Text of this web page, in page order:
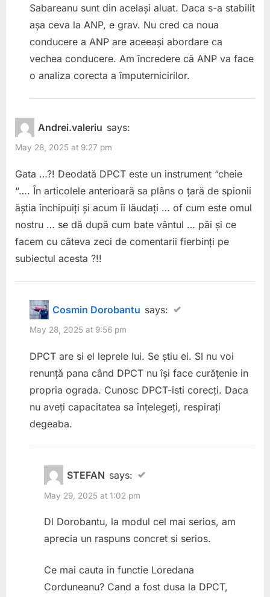
Sabareanu sunt din același aluat. Daca s-a stabilit
așa ceva la ANP, e grav. Nu cred ca noua
conducere a ANP are aceeași abordare ca
vechea conducere. Am încredere că ANP va face
o analiza corecta a împuternicirilor.
Andrei.valeriu says:
May 28, 2025 at 9:27 pm
Gata …?! Deodată DPCT este un instrument “cheie
“…. În articolele anterioară sa plâns o țară de spionii
ăștia închipuiți și acum îi lăudați … of cum este omul
nostru … se dă după cum bate vântul … păi și ce
facem cu câteva zeci de comentarii fierbinți pe
subiectul acesta ?!!
Cosmin Dorobantu says:
May 28, 2025 at 9:56 pm
DPCT are si el leprele lui. Se știu ei. SI nu voi
renunță pana când DPCT nu își face curățenie in
propria ograda. Cunosc DPCT-isti corecți. Daca
nu aveți capacitatea sa înțelegeți, respirați
degeaba.
STEFAN says:
May 29, 2025 at 1:02 pm
Dl Dorobantu, la modul cel mai serios, am
aprecia un raspuns concret si serios.
Ce mai cauta in functie Loredana
Corduneanu? Cand a fost dusa la DPCT,